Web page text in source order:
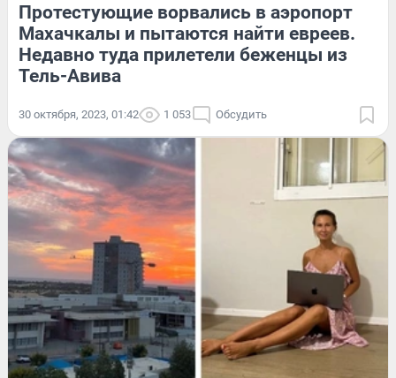
Протестующие ворвались в аэропорт
Махачкалы и пытаются найти евреев.
Недавно туда прилетели беженцы из
Тель-Авива
30 октября, 2023, 01:42 1 053 Обсудить